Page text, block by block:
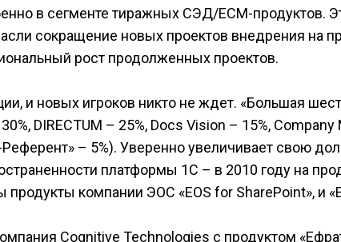
в сегменте тиражных СЭД/ECM-продуктов.
сокращение новых проектов внедрения на
рост продолженных проектов.
и новых игроков никто не ждет. «Большая
DIRECTUM – 25%, Docs Vision – 15%, Company
– 5%). Уверенно увеличивает свою
платформы 1С – в 2010 году на
компании ЭОС «EOS for SharePoint», и
Cognitive Technologies с продуктом